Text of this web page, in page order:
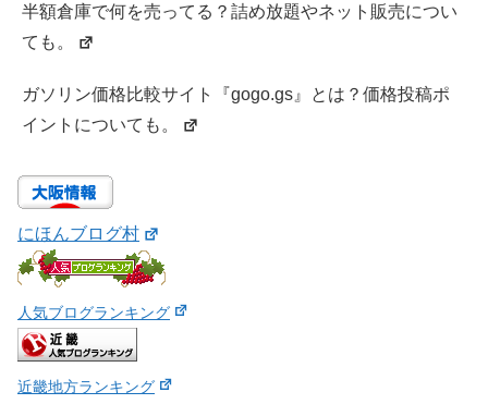
半額倉庫で何を売ってる？詰め放題やネット販売につい
ても。
ガソリン価格比較サイト『gogo.gs』とは？価格投稿ポ
イントについても。
にほんブログ村
人気ブログランキング
近畿地方ランキング